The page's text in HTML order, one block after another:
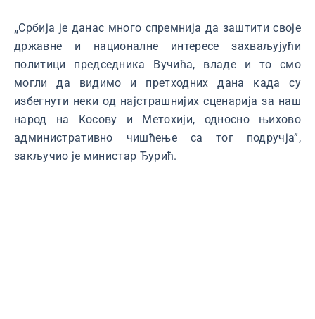
„Србија је данас много спремнија да заштити своје
државне и националне интересе захваљујући
политици председника Вучића, владе и то смо
могли да видимо и претходних дана када су
избегнути неки од најстрашнијих сценарија за наш
народ на Косову и Метохији, односно њихово
административно чишћење са тог подручја”,
закључио је министар Ђурић.